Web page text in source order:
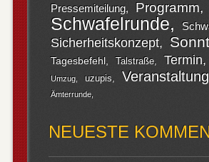
Pressemiteilung Programm
Schwafelrunde
Sicherheitskonzept
Tagesbefehl Talstraße Termin
Umzug uzupis Veranstaltung
Ämterrunde
NEUESTE